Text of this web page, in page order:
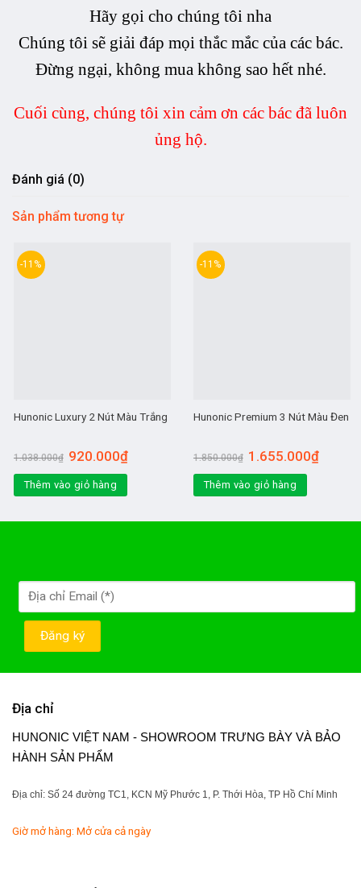
Hãy gọi cho chúng tôi nha
Chúng tôi sẽ giải đáp mọi thắc mắc của các bác.
Đừng ngại, không mua không sao hết nhé.
Cuối cùng, chúng tôi xin cảm ơn các bác đã luôn
ủng hộ.
Đánh giá (0)
Sản phẩm tương tự
-11%
Hunonic Luxury 2 Nút Màu Trắng
1.038.000₫ 920.000₫
Thêm vào giỏ hàng
-11%
Hunonic Premium 3 Nút Màu Đen
1.850.000₫ 1.655.000₫
Thêm vào giỏ hàng
Địa chỉ
HUNONIC VIỆT NAM - SHOWROOM TRƯNG BÀY VÀ BẢO
HÀNH SẢN PHẨM
Địa chỉ: Số 24 đường TC1, KCN Mỹ Phước 1, P. Thới Hòa, TP Hồ Chí Minh
Giờ mở hàng: Mở cửa cả ngày